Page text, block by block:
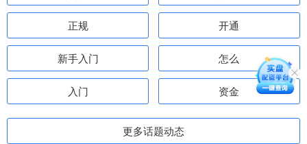
正规 开通
新手入门 怎么
入门 资金
更多话题动态